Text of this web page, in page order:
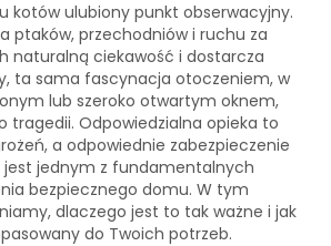
kotów ulubiony punkt obserwacyjny.
ptaków, przechodniów i ruchu za
naturalną ciekawość i dostarcza
ta sama fascynacja otoczeniem, w
lub szeroko otwartym oknem,
tragedii. Odpowiedzialna opieka to
a odpowiednie zabezpieczenie
jednym z fundamentalnych
bezpiecznego domu. W tym
dlaczego jest to tak ważne i jak
do Twoich potrzeb.